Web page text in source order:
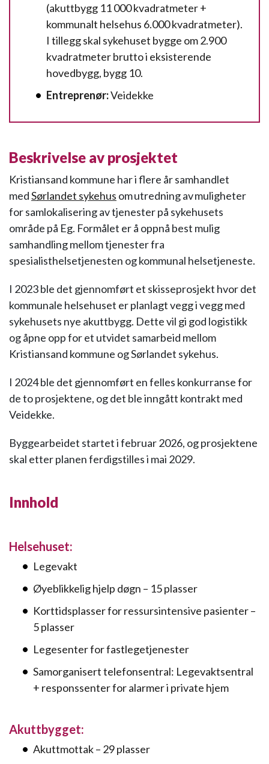
(akuttbygg 11 000 kvadratmeter +
kommunalt helsehus 6.000 kvadratmeter).
I tillegg skal sykehuset bygge om 2.900
kvadratmeter brutto i eksisterende
hovedbygg, bygg 10.
Entreprenør:Veidekke
Beskrivelse av prosjektet
Kristiansand kommune har i flere år samhandlet
medSørlandet sykehus om utredning av muligheter
for samlokalisering av tjenester på sykehusets
område på Eg. Formålet er å oppnå best mulig
samhandling mellom tjenester fra
spesialisthelsetjenesten og kommunal helsetjeneste.
I 2023 ble det gjennomført et skisseprosjekt hvor det
kommunale helsehuset er planlagt vegg i vegg med
sykehusets nye akuttbygg. Dette vil gi god logistikk
og åpne opp for et utvidet samarbeid mellom
Kristiansand kommune og Sørlandet sykehus.
I 2024 ble det gjennomført en felles konkurranse for
de to prosjektene, og det ble inngått kontrakt med
Veidekke.
Byggearbeidet startet i februar 2026, og prosjektene
skal etter planen ferdigstilles i mai 2029.
Innhold
Helsehuset:
Legevakt
Øyeblikkelig hjelp døgn – 15 plasser
Korttidsplasser for ressursintensive pasienter –
5 plasser
Legesenter for fastlegetjenester
Samorganisert telefonsentral: Legevaktsentral
+ responssenter for alarmer i private hjem
Akuttbygget:
Akuttmottak – 29 plasser